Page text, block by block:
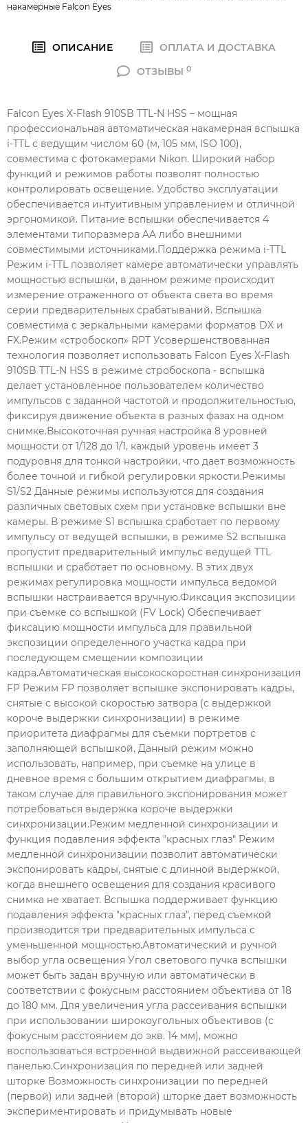
накамерные Falcon Eyes
ОПИСАНИЕ
ОПЛАТА И ДОСТАВКА
ОТЗЫВЫ 0
Falcon Eyes X-Flash 910SB TTL-N HSS – мощная
профессиональная автоматическая накамерная вспышка
i-TTL с ведущим числом 60 (м, 105 мм, ISO 100),
совместима с фотокамерами Nikon. Широкий набор
функций и режимов работы позволят полностью
контролировать освещение. Удобство эксплуатации
обеспечивается интуитивным управлением и отличной
эргономикой. Питание вспышки обеспечивается 4
элементами типоразмера AA либо внешними
совместимыми источниками.Поддержка режима i-TTL
Режим i-TTL позволяет камере автоматически управлять
мощностью вспышки, в данном режиме происходит
измерение отраженного от объекта света во время
серии предварительных срабатываний. Вспышка
совместима с зеркальными камерами форматов DX и
FX.Режим «стробоскоп» RPT Усовершенствованная
технология позволяет использовать Falcon Eyes X-Flash
910SB TTL-N HSS в режиме стробоскопа - вспышка
делает установленное пользователем количество
импульсов с заданной частотой и продолжительностью,
фиксируя движение объекта в разных фазах на одном
снимке.Высокоточная ручная настройка 8 уровней
мощности от 1/128 до 1/1, каждый уровень имеет 3
подуровня для тонкой настройки, что дает возможность
более точной и гибкой регулировки яркости.Режимы
S1/S2 Данные режимы используются для создания
различных световых схем при установке вспышки вне
камеры. В режиме S1 вспышка сработает по первому
импульсу от ведущей вспышки, в режиме S2 вспышка
пропустит предварительный импульс ведущей TTL
вспышки и сработает по основному. В этих двух
режимах регулировка мощности импульса ведомой
вспышки настраивается вручную.Фиксация экспозиции
при съемке со вспышкой (FV Lock) Обеспечивает
фиксацию мощности импульса для правильной
экспозиции определенного участка кадра при
последующем смещении композиции
кадра.Автоматическая высокоскоростная синхронизация
FP Режим FP позволяет вспышке экспонировать кадры,
снятые с высокой скоростью затвора (с выдержкой
короче выдержки синхронизации) в режиме
приоритета диафрагмы для съемки портретов с
заполняющей вспышкой. Данный режим можно
использовать, например, при съемке на улице в
дневное время с большим открытием диафрагмы, в
таком случае для правильного экспонирования может
потребоваться выдержка короче выдержки
синхронизации.Режим медленной синхронизации и
функция подавления эффекта "красных глаз" Режим
медленной синхронизации позволит автоматически
экспонировать кадры, снятые с длинной выдержкой,
когда внешнего освещения для создания красивого
снимка не хватает. Вспышка поддерживает функцию
подавления эффекта "красных глаз", перед съемкой
производится три предварительных импульса с
уменьшенной мощностью.Автоматический и ручной
выбор угла освещения Угол светового пучка вспышки
может быть задан вручную или автоматически в
соответствии с фокусным расстоянием объектива от 18
до 180 мм. Для увеличения угла рассеивания вспышки
при использовании широкоугольных объективов (с
фокусным расстоянием до экв. 14 мм), можно
воспользоваться встроенной выдвижной рассеивающей
панелью.Синхронизация по передней или задней
шторке Возможность синхронизации по передней
(первой) или задней (второй) шторке дает возможность
экспериментировать и придумывать новые